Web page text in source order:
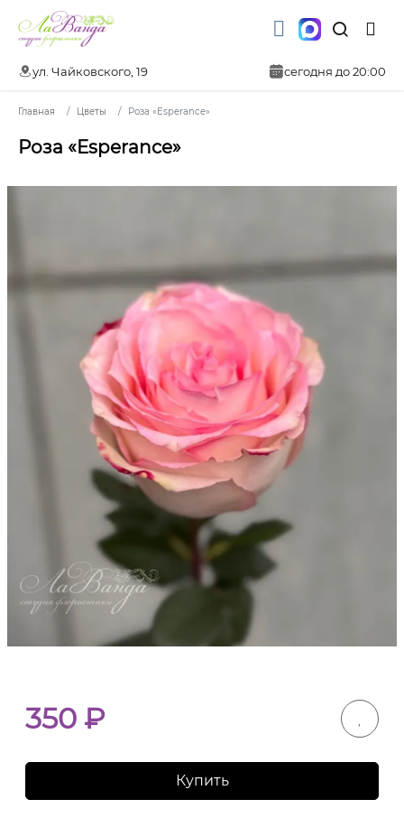
ул. Чайковского, 19 сегодня до 20:00
Главная Цветы Роза «Esperance»
Роза «Esperance»
350 ₽
Купить